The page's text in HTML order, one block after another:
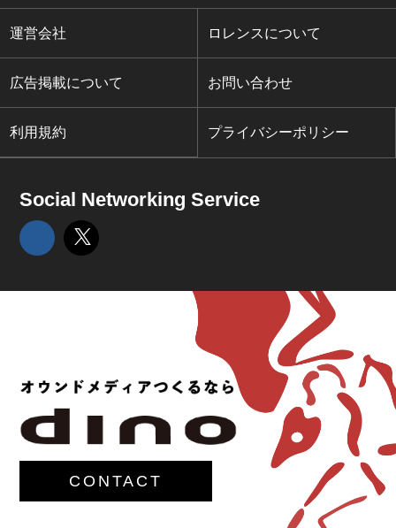
運営会社 ロレンスについて
広告掲載について お問い合わせ
利用規約 プライバシーポリシー
Social Networking Service
CONTACT